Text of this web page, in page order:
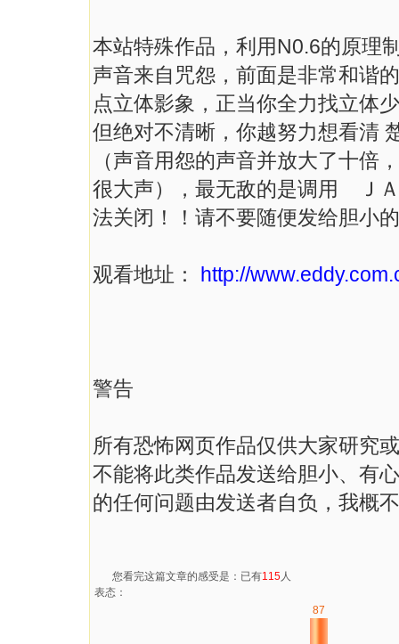
本站特殊作品，利用N0.6的原理
声音来自咒怨，前面是非常和谐
点立体影象，正当你全力找立体
但绝对不清晰，你越努力想看清
（声音用怨的声音并放大了十倍
很大声），最无敌的是调用
法关闭！！请不要随便发给胆小
观看地址： http://
警告
所有恐怖网页作品仅供大家研究
不能将此类作品发送给胆小、有
的任何问题由发送者自负，我概
您看完这篇文章的感受是：已有115人
表态：
87